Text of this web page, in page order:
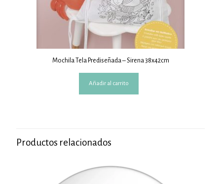
Mochila Tela Prediseñada – Sirena 38x42cm
Añadir al carrito
Productos relacionados